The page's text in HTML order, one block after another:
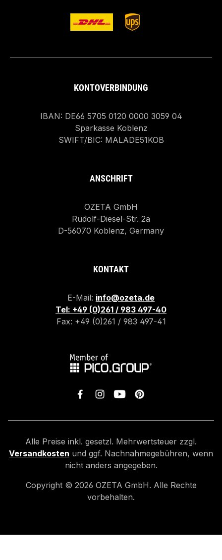
KONTOVERBINDUNG
IBAN: DE66 5705 0120 0000 3059 04
Sparkasse Koblenz
SWIFT/BIC: MALADE51KOB
ANSCHRIFT
OZETA GmbH
Rudolf-Diesel-Str. 2a
D-56070 Koblenz, Germany
KONTAKT
E-Mail: info@ozeta.de
Tel: +49 (0)261 / 983 497-40
Fax: +49 (0)261 / 983 497-41
Alle Preise inkl. gesetzl. Mehrwertsteuer zzgl.
Versandkosten und ggf. Nachnahmegebühren, wenn
nicht anders angegeben.
Copyright © 2026 OZETA GmbH. Alle Rechte
vorbehalten.